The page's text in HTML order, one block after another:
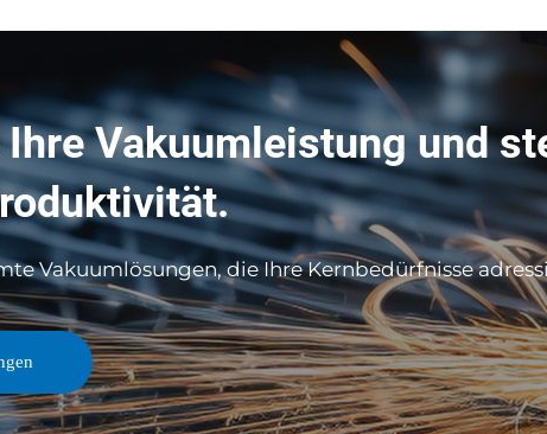
Vakuumleistung und
Vakuumlösungen, die Ihre Kernbedürfnisse